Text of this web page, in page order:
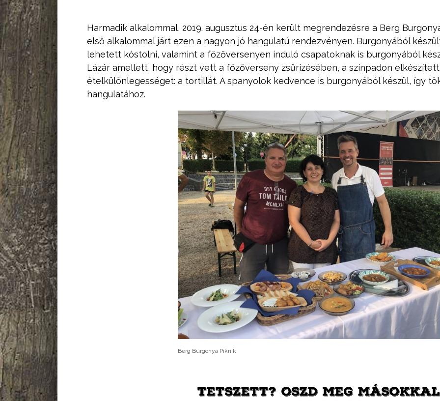
Harmadik alkalommal, 2019. augusztus 24-én került megrendezésre a Berg
első alkalommal járt ezen a nagyon jó hangulatú rendezvényen. Burgonyából
lehetett kóstolni, valamint a főzőversenyen induló csapatoknak is burgonyából
Lázár amellett, hogy részt vett a főzőverseny zsűrizésében, a színpadon
ételkülönlegességet: a tortillát. A spanyolok kedvence is burgonyából készül, így
hangulatához.
Berg Burgonya Piknik
TETSZETT? OSZD MEG